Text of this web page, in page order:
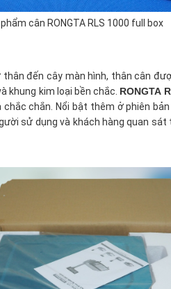
cân RONGTA RLS 1000 full box
đến cây màn hình, thân cân
khung kim loại bền chắc. RONGTA
chắn. Nổi bật thêm ở phiên bản
sử dụng và khách hàng quan